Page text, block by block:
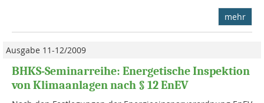
mehr
Ausgabe 11-12/2009
BHKS-Seminarreihe: Energetische Inspektion
von Klimaanlagen nach § 12 EnEV